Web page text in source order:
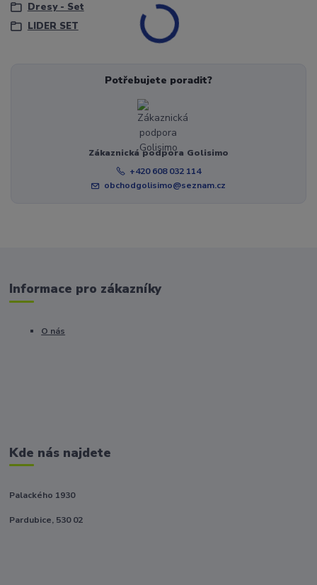
Dresy - Set
LIDER SET
Potřebujete poradit?
Zákaznická podpora Golisimo
+420 608 032 114
obchodgolisimo@seznam.cz
Informace pro zákazníky
O nás
Kde nás najdete
Palackého 1930
Pardubice, 530 02